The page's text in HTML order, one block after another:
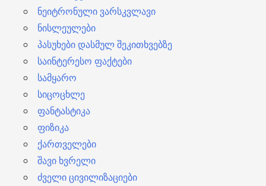
ნეიტრონული ვარსკვლავი
ნისლეულები
პასუხები დასმულ შეკითხვებზე
საინტერესო ფაქტები
სამყარო
სიცოცხლე
ფანტასტიკა
ფიზიკა
ქართველები
შავი ხვრელი
ძველი ცივილიზაციები